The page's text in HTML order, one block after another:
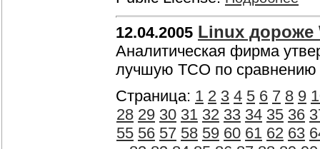
12.04.2005 Linux дороже
Аналитическая фирма
лучшую ТСО по
Страница: 1 2 3 4 5 6 7 8 9
28 29 30 31 32 33 34 35 36
55 56 57 58 59 60 61 62 63